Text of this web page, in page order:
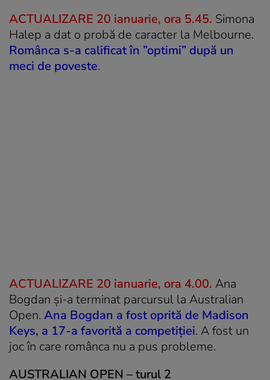
ACTUALIZARE 20 ianuarie, ora 5.45. Simona
Halep a dat o probă de caracter la Melbourne.
Românca s-a calificat în ”optimi” după un
meci de poveste.
ACTUALIZARE 20 ianuarie, ora 4.00. Ana
Bogdan și-a terminat parcursul la Australian
Open. Ana Bogdan a fost oprită de Madison
Keys, a 17-a favorită a competiției. A fost un
joc în care românca nu a pus probleme.
AUSTRALIAN OPEN – turul 2